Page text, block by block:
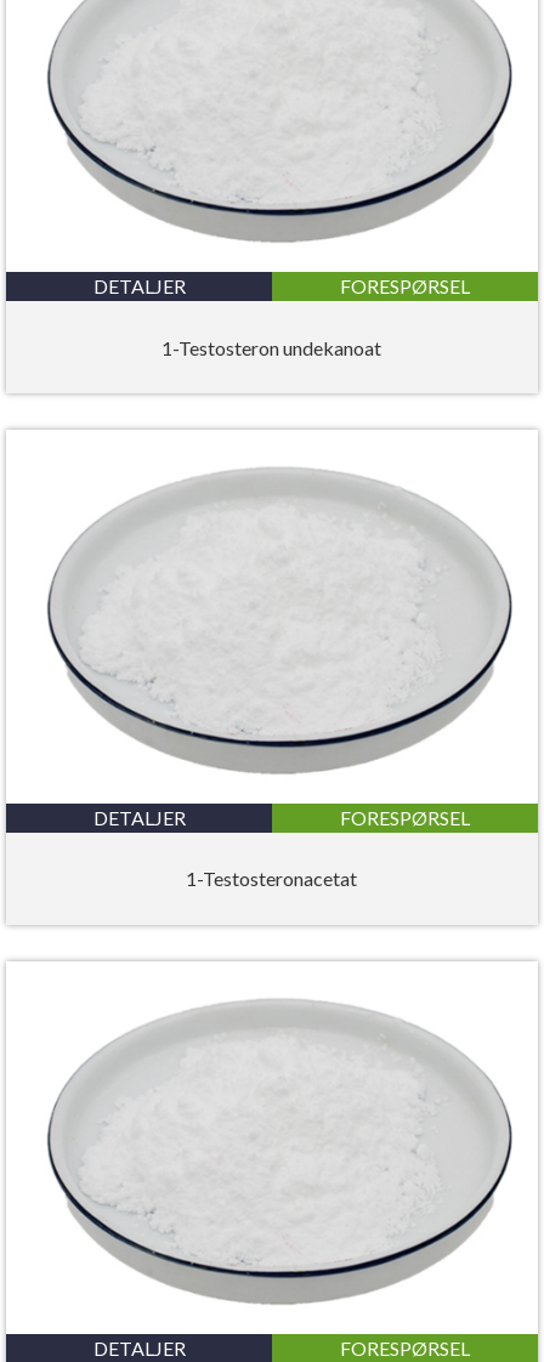
DETALJER FORESPØRSEL
1-Testosteron undekanoat
DETALJER FORESPØRSEL
1-Testosteronacetat
DETALJER FORESPØRSEL